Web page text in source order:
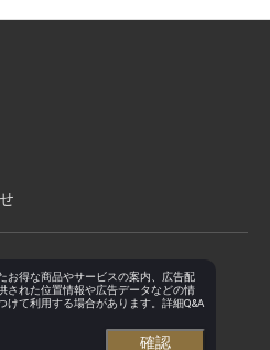
お得な商品やサービスの案内、広告配
された位置情報や広告データなどの情
けて利用する場合があります。詳細Q&A
確認